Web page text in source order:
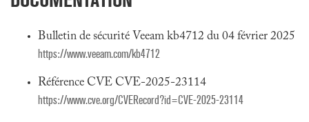
Bulletin de sécurité Veeam kb4712 du 04 février 2025
https://www.veeam.com/kb4712
Référence CVE CVE-2025-23114
https://www.cve.org/CVERecord?id=CVE-2025-23114